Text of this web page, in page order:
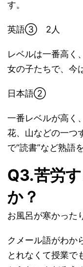
す。
英語③ 2人
レベルは一番高く
女の子たちで、今
日本語②
一番レベルが高く
花、山などの一つ
で“読書”など熟語
Q3.苦労
か？
お風呂が寒かった
クメール語がわか
とれなくて授業で